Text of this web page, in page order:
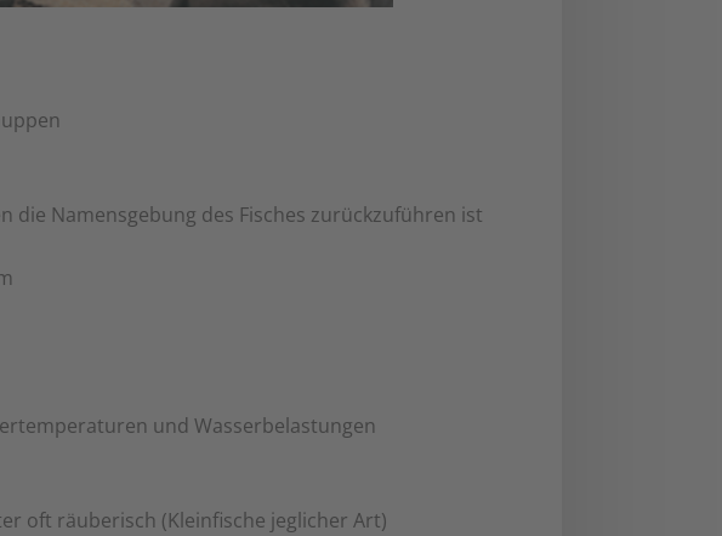
Namensgebung des Fisches zurückzuführen ist
und Wasserbelastungen
oft räuberisch (Kleinfische jeglicher Art)